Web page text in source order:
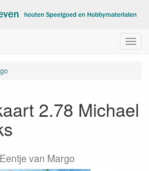
Menu
2.78 Michael
van Margo